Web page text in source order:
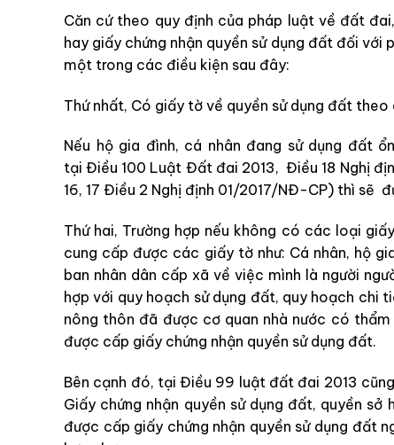
Căn cứ theo quy định của pháp luật về đất
hay giấy chứng nhận quyền sử dụng đất đối
một trong các điều kiện sau đây:
Thứ nhất, Có giấy tờ về quyền sử dụng đất
Nếu hộ gia đình, cá nhân đang sử dụng đất
tại Điều 100 Luật Đất đai 2013, Điều 18 Nghị
16, 17 Điều 2 Nghị định 01/2017/NĐ-CP) thì sẽ
Thứ hai, Trường hợp nếu không có các loại
cung cấp được các giấy tờ như: Cá nhân, hộ
ban nhân dân cấp xã về việc mình là người
hợp với quy hoạch sử dụng đất, quy hoạch chi
nông thôn đã được cơ quan nhà nước có
được cấp giấy chứng nhận quyền sử dụng đất.
Bên cạnh đó, tại Điều 99 luật đất đai 2013
Giấy chứng nhận quyền sử dụng đất, quyền
được cấp giấy chứng nhận quyền sử dụng đất